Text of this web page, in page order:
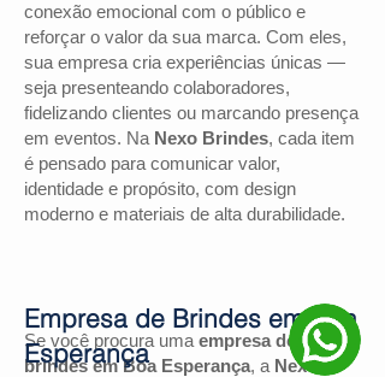
conexão emocional com o público e
reforçar o valor da sua marca. Com eles,
sua empresa cria experiências únicas —
seja presenteando colaboradores,
fidelizando clientes ou marcando presença
em eventos. Na Nexo Brindes, cada item
é pensado para comunicar valor,
identidade e propósito, com design
moderno e materiais de alta durabilidade.
Se você procura uma empresa de
brindes em Boa Esperança, a Nexo
Empresa de Brindes em Boa
Esperança